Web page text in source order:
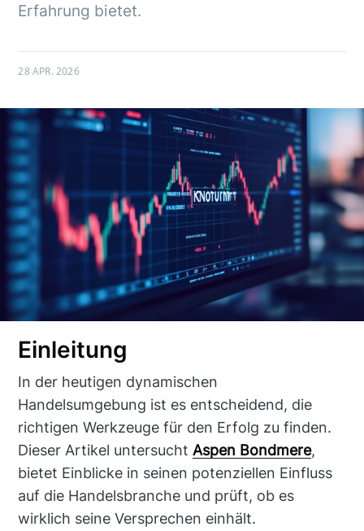
Erfahrung bietet.
28 APR. 2026
Einleitung
In der heutigen dynamischen
Handelsumgebung ist es entscheidend, die
richtigen Werkzeuge für den Erfolg zu finden.
Dieser Artikel untersuchtAspen Bondmere,
bietet Einblicke in seinen potenziellen Einfluss
auf die Handelsbranche und prüft, ob es
wirklich seine Versprechen einhält.